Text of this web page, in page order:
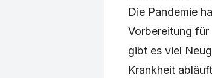
Die Pandemie
Vorbereitung
gibt es viel
Krankheit